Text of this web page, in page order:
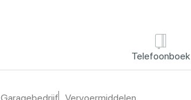
Telefoonboek